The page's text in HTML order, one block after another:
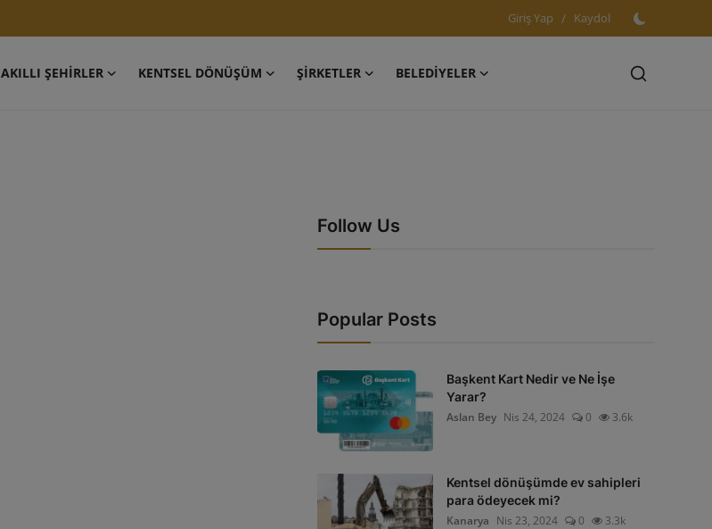
Giriş Yap / Kaydol
AKILLI ŞEHİRLER KENTSEL DÖNÜŞÜM ŞİRKETLER
BELEDİYELER
Follow Us
Popular Posts
Başkent Kart Nedir ve Ne İşe
Yarar?
Aslan Bey Nis 24, 2024 0 3.6k
Kentsel dönüşümde ev sahipleri
para ödeyecek mi?
Kanarya Nis 23, 2024 0 3.3k